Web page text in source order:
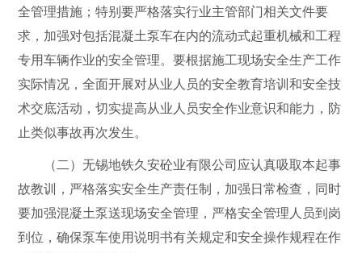
全管理措施；特别要严格落实行业主管部门相关文件要
求，加强对包括混凝土泵车在内的流动式起重机械和工程
专用车辆作业的安全管理。要根据施工现场安全生产工作
实际情况，全面开展对从业人员的安全教育培训和安全技
术交底活动，切实提高从业人员安全作业意识和能力，防
止类似事故再次发生。
（二）无锡地铁久安砼业有限公司 应认真吸取本起事
故教训，严格落实安全生产责任制，加强日常检查，同时
要加强混凝土泵送现场安全管理，严格安全管理人员到岗
到位，确保泵车使用说明书有关规定和安全操作规程在作